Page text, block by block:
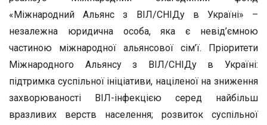
«Міжнародний Альянс з ВІЛ/СНІДу в Україні» –
незалежна юридична особа, яка є невід’ємною
частиною міжнародної альянсової сім’ї. Пріоритети
Міжнародного Альянсу з ВІЛ/СНІДу в Україні:
підтримка суспільної ініціативи, націленої на зниження
захворюваності ВІЛ-інфекцією серед найбільш
вразливих верств населення; розвиток суспільної